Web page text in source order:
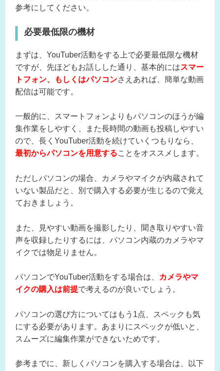
参考にしてください。
必要最低限の機材
まずは、YouTuber活動をする上で必要最低限な機材
ですが、先ほどもお話しした通り、基本的にはスマー
トフォン、もしくはパソコンさえあれば、簡単な動画
配信は可能です。
一般的に、スマートフォンよりもパソコンのほうが編
集作業をしやすく、また長時間の動画も投稿しやすい
ので、長くYouTuber活動を続けていくつもりなら、
最初からパソコンを用意することをオススメします。
ただしパソコンの場合、カメラやマイクが内蔵されて
いない製品だと、別で購入する必要が生じるので覚え
ておきましょう。
また、見やすい動画を撮影したり、聞き取りやすい音
声を収録したりするには、パソコン内蔵のカメラやマ
イクでは物足りません。
パソコンでYouTuber活動をする場合は、
カメラやマ
イクの購入は前提で考えるのが良いでしょう。
パソコンの選び方についてはもう1点、スペックも気
にする必要があります。あまりにスペックが低いと、
スムーズに編集作業ができないためです。
参考までに、新しくパソコンを購入する場合は、以下